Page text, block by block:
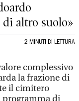
di altro suolo»
2 MINUTI DI LETTURA
complessivo
la frazione di
il cimitero
programma di